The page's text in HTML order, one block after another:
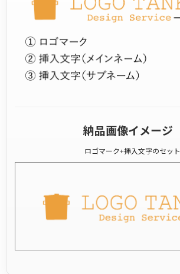
納品画像イメージ
ロゴマーク+挿入文字のセット